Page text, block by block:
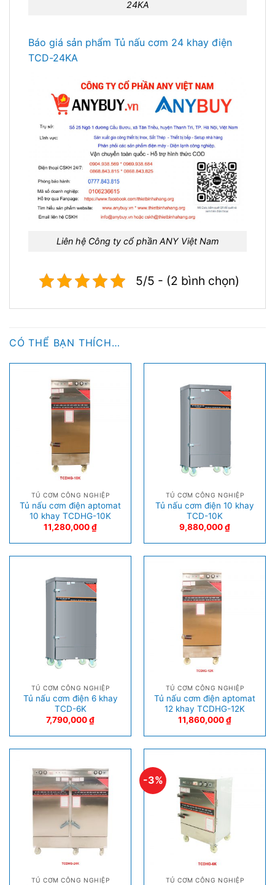
24KA
Báo giá sản phẩm Tủ nấu cơm 24 khay điện
TCD-24KA
Liên hệ Công ty cổ phần ANY Việt Nam
5/5 - (2 bình chọn)
CÓ THỂ BẠN THÍCH…
TỦ CƠM CÔNG NGHIỆP
Tủ nấu cơm điện aptomat
10 khay TCDHG-10K
11,280,000₫
TỦ CƠM CÔNG NGHIỆP
Tủ nấu cơm điện 10 khay
TCD-10K
9,880,000₫
TỦ CƠM CÔNG NGHIỆP
Tủ nấu cơm điện 6 khay
TCD-6K
7,790,000₫
TỦ CƠM CÔNG NGHIỆP
Tủ nấu cơm điện aptomat
12 khay TCDHG-12K
11,860,000₫
TỦ CƠM CÔNG NGHIỆP
-3%
TỦ CƠM CÔNG NGHIỆP